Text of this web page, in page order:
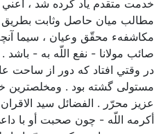
خدمت متقدم ياد كرده شد ،
مطالب ميان حاصل وثابت
مكاشفهء محقّق وعيان ، سيما
صائب مولانا - نفع اللّه به -
در وقتي افتاد كه دور از
مستولى گشته بود . ومخلصترين
عزيز محرّر . الفضائل سيد
أكرمه اللّه - چون صحبت أو با